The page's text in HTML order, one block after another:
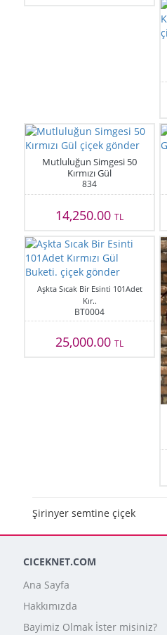
Mutluluğun Simgesi 50
Kırmızı Gül
834
14,250.00TL
Aşkta Sıcak Bir Esinti 101Adet
Kır..
BT0004
25,000.00TL
Şirinyer semtine çiçek
CICEKNET.COM
Ana Sayfa
Hakkımızda
Bayimiz Olmak İster misiniz?